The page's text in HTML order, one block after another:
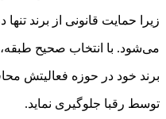
زیرا حمایت قانونی از برند
می‌شود. با انتخاب صحیح طبقه،
برند خود در حوزه فعالیتش
توسط رقبا جلوگیری نماید.